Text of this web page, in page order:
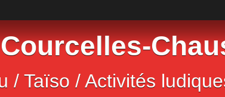
/ Taïso / Activités